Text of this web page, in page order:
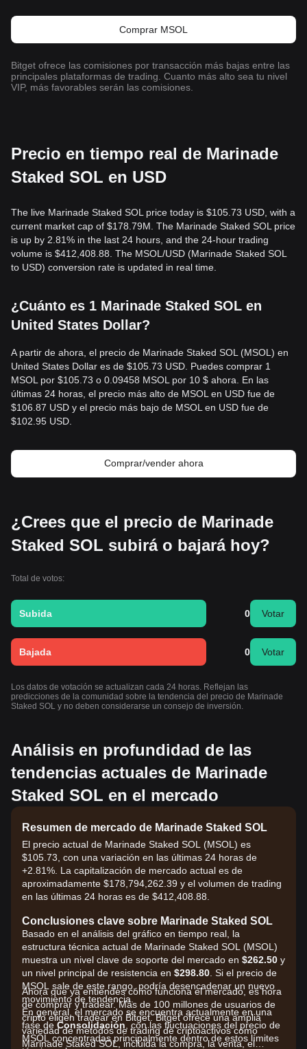
Comprar MSOL
Bitget ofrece las comisiones por transacción más bajas entre las
principales plataformas de trading. Cuanto más alto sea tu nivel
VIP, más favorables serán las comisiones.
Precio en tiempo real de Marinade
Staked SOL en USD
The live Marinade Staked SOL price today is $105.73 USD, with a
current market cap of $178.79M. The Marinade Staked SOL price
is up by 2.81% in the last 24 hours, and the 24-hour trading
volume is $412,408.88. The MSOL/USD (Marinade Staked SOL
to USD) conversion rate is updated in real time.
¿Cuánto es 1 Marinade Staked SOL en
United States Dollar?
A partir de ahora, el precio de Marinade Staked SOL (MSOL) en
United States Dollar es de $105.73 USD. Puedes comprar 1
MSOL por $105.73 o 0.09458 MSOL por 10 $ ahora. En las
últimas 24 horas, el precio más alto de MSOL en USD fue de
$106.87 USD y el precio más bajo de MSOL en USD fue de
$102.95 USD.
Comprar/vender ahora
¿Crees que el precio de Marinade
Staked SOL subirá o bajará hoy?
Total de votos:
Subida 0 Votar
Bajada 0 Votar
Los datos de votación se actualizan cada 24 horas. Reflejan las
predicciones de la comunidad sobre la tendencia del precio de Marinade
Staked SOL y no deben considerarse un consejo de inversión.
Análisis en profundidad de las
tendencias actuales de Marinade
Staked SOL en el mercado
Resumen de mercado de Marinade Staked SOL
El precio actual de Marinade Staked SOL (MSOL) es
$105.73, con una variación en las últimas 24 horas de
+2.81%. La capitalización de mercado actual es de
aproximadamente $178,794,262.39 y el volumen de trading
en las últimas 24 horas es de $412,408.88.
Conclusiones clave sobre Marinade Staked SOL
Basado en el análisis del gráfico en tiempo real, la
estructura técnica actual de Marinade Staked SOL (MSOL)
muestra un nivel clave de soporte del mercado en $262.50 y
un nivel principal de resistencia en $298.80 . Si el precio de
MSOL sale de este rango, podría desencadenar un nuevo
movimiento de tendencia.
En general, el mercado se encuentra actualmente en una
fase de Consolidación , con las fluctuaciones del precio de
MSOL concentradas principalmente dentro de estos límites
Ahora que ya entiendes cómo funciona el mercado, es hora
de comprar y tradear. Más de 100 millones de usuarios de
cripto eligen tradear en Bitget. Bitget ofrece una amplia
variedad de métodos de trading de criptoactivos como
Marinade Staked SOL, incluida la compra, la venta, el